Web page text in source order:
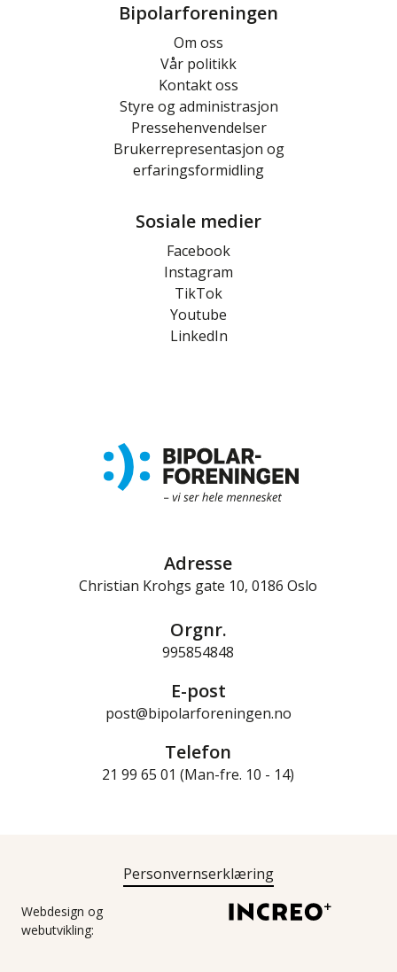
Bipolarforeningen
Om oss
Vår politikk
Kontakt oss
Styre og administrasjon
Pressehenvendelser
Brukerrepresentasjon og
erfaringsformidling
Sosiale medier
Facebook
Instagram
TikTok
Youtube
LinkedIn
Adresse
Christian Krohgs gate 10, 0186 Oslo
Orgnr.
995854848
E-post
post@bipolarforeningen.no
Telefon
21 99 65 01 (Man-fre. 10 - 14)
Webdesign og
webutvikling:
Personvernserklæring